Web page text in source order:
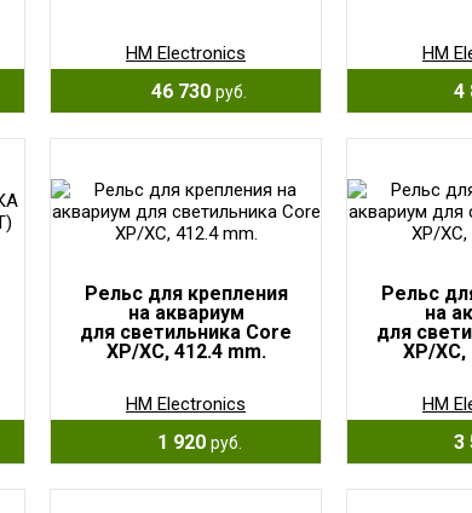
HM Electronics
46 730 руб.
HM
4
Рельс для крепления
на аквариум
для светильника Core
XP/XC, 412.4 mm.
HM Electronics
1 920 руб.
Рельс
на
для
XP/XC,
HM
3